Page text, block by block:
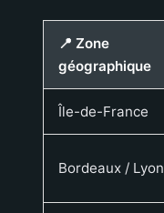
📍 Zone
géographique
Île-de-France
Bordeaux / Lyon